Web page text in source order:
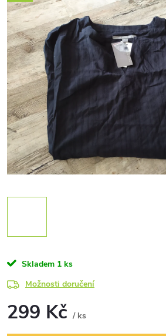
Skladem 1 ks
Možnosti doručení
299 Kč / ks